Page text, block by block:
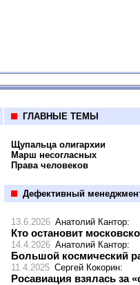
ГЛАВНЫЕ ТЕМЫ
Щупальца олигархии
Марш несогласных
Права человеков
Дефективный
13.6.2026 Анатолий Кантор:
Кто остановит
14.4.2026 Анатолий Кантор:
Большой космический
11.4.2025 Сергей Кокорин:
Росавиация взялась за